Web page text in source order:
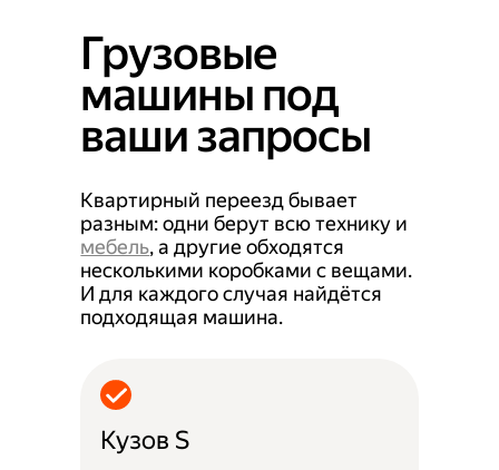
Грузовые
машины под
ваши запросы
Квартирный переезд бывает
разным: одни берут всю технику и
мебель, а другие обходятся
несколькими коробками с вещами.
И для каждого случая найдётся
подходящая машина.
Кузов S